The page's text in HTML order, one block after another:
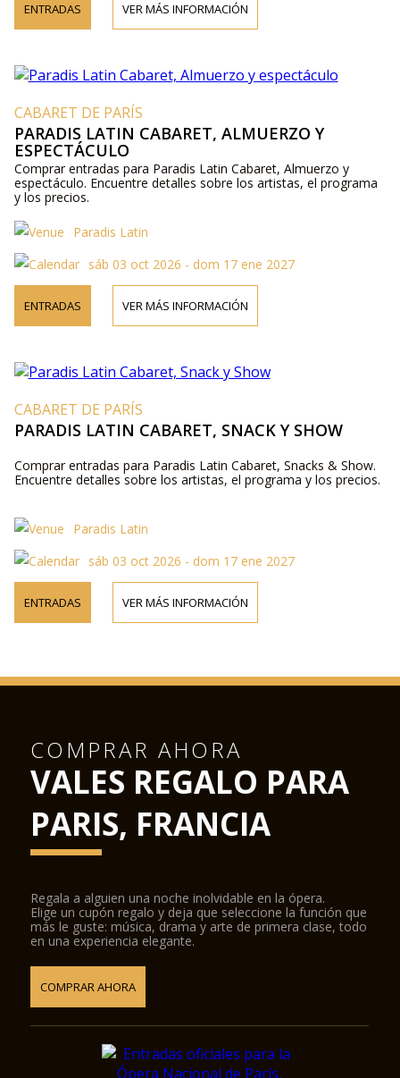
ENTRADAS VER MÁS INFORMACIÓN
CABARET DE PARÍS
PARADIS LATIN CABARET, ALMUERZO Y
ESPECTÁCULO
Comprar entradas para Paradis Latin Cabaret, Almuerzo y
espectáculo. Encuentre detalles sobre los artistas, el programa
y los precios.
Paradis Latin
sáb 03 oct 2026 - dom 17 ene 2027
ENTRADAS VER MÁS INFORMACIÓN
CABARET DE PARÍS
PARADIS LATIN CABARET, SNACK Y SHOW
Comprar entradas para Paradis Latin Cabaret, Snacks & Show.
Encuentre detalles sobre los artistas, el programa y los precios.
Paradis Latin
sáb 03 oct 2026 - dom 17 ene 2027
ENTRADAS VER MÁS INFORMACIÓN
COMPRAR AHORA
VALES REGALO PARA
PARIS, FRANCIA
Regala a alguien una noche inolvidable en la ópera.
Elige un cupón regalo y deja que seleccione la función que
más le guste: música, drama y arte de primera clase, todo
en una experiencia elegante.
COMPRAR AHORA